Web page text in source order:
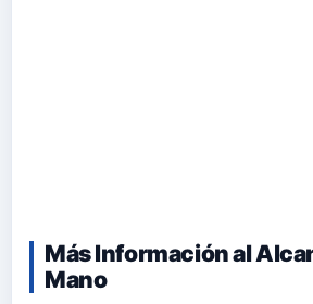
Más Información al
Mano